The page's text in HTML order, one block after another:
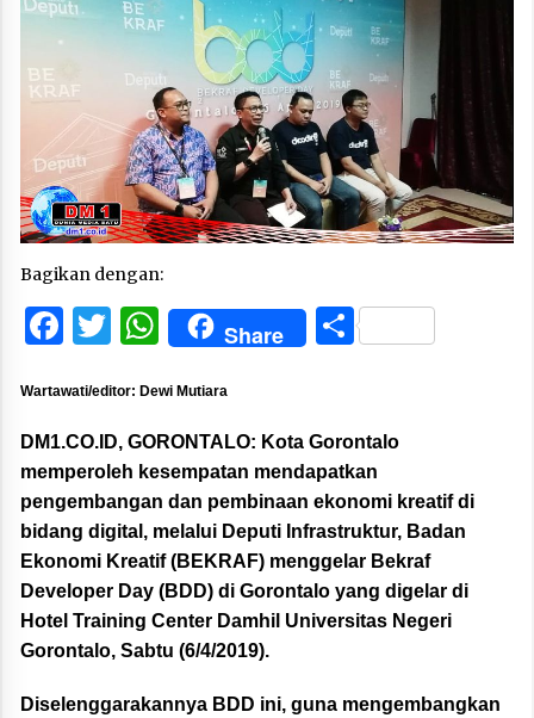
Bagikan dengan:
Facebook
Twitter
WhatsApp
Share Share
Wartawati/editor: Dewi Mutiara
DM1.CO.ID, GORONTALO: Kota Gorontalo
memperoleh kesempatan mendapatkan
pengembangan dan pembinaan ekonomi kreatif di
bidang digital, melalui Deputi Infrastruktur, Badan
Ekonomi Kreatif (BEKRAF) menggelar Bekraf
Developer Day (BDD) di Gorontalo yang digelar di
Hotel Training Center Damhil Universitas Negeri
Gorontalo, Sabtu (6/4/2019).
Diselenggarakannya BDD ini, guna mengembangkan